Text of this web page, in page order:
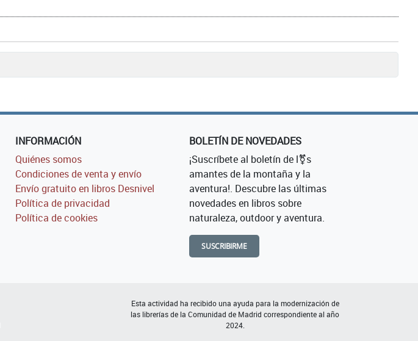
INFORMACIÓN
Quiénes somos
Condiciones de venta y envío
Envío gratuito en libros Desnivel
Política de privacidad
Política de cookies
BOLETÍN DE NOVEDADES
¡Suscríbete al boletín de l⚧s
amantes de la montaña y la
aventura!. Descubre las últimas
novedades en libros sobre
naturaleza, outdoor y aventura.
SUSCRIBIRME
Esta actividad ha recibido una ayuda para la modernización de
las librerías de la Comunidad de Madrid correspondiente al año
2024.